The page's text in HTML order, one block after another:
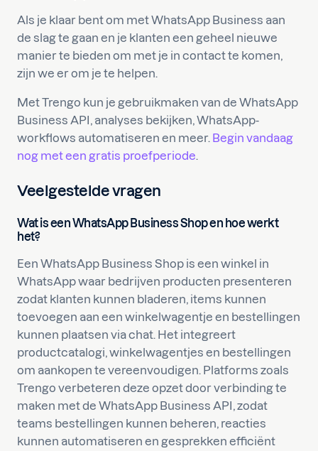
Als je klaar bent om met WhatsApp Business aan
de slag te gaan en je klanten een geheel nieuwe
manier te bieden om met je in contact te komen,
zijn we er om je te helpen.
Met Trengo kun je gebruikmaken van de WhatsApp
Business API, analyses bekijken, WhatsApp-
workflows automatiseren en meer. Begin vandaag
nog met een gratis proefperiode.
Veelgestelde vragen
Wat is een WhatsApp Business Shop en hoe werkt
het?
Een WhatsApp Business Shop is een winkel in
WhatsApp waar bedrijven producten presenteren
zodat klanten kunnen bladeren, items kunnen
toevoegen aan een winkelwagentje en bestellingen
kunnen plaatsen via chat. Het integreert
productcatalogi, winkelwagentjes en bestellingen
om aankopen te vereenvoudigen. Platforms zoals
Trengo verbeteren deze opzet door verbinding te
maken met de WhatsApp Business API, zodat
teams bestellingen kunnen beheren, reacties
kunnen automatiseren en gesprekken efficiënt